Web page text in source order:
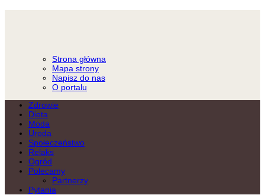
Strona główna
Mapa strony
Napisz do nas
O portalu
Zdrowie
Dieta
Moda
Uroda
Społeczeństwo
Relaks
Ogród
Polecamy
Partnerzy
Pytania